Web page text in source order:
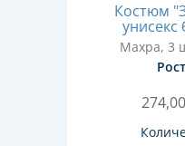
Костюм
унисекс
Махра, 3
274,00